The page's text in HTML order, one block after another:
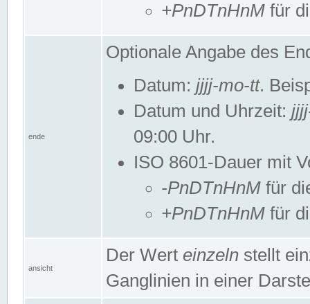
+PnDTnHnM für
ende
Optionale Angabe des
Datum: jjjj-mo-tt.
Datum und Uhrzeit:
09:00 Uhr.
ISO 8601-Dauer mit
-PnDTnHnM für
+PnDTnHnM für
ansicht
Der Wert einzeln stellt
Ganglinien in einer